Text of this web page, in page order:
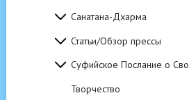
Санатана-Дхарма
Статьи/Обзор прессы
Суфийское Послание о
Творчество